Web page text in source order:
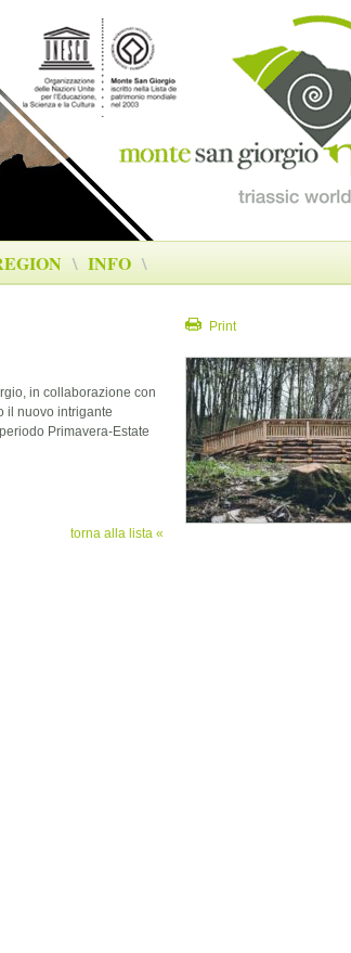
\ INFO \
in collaborazione con
il nuovo intrigante
Primavera-Estate
torna alla lista «
Print